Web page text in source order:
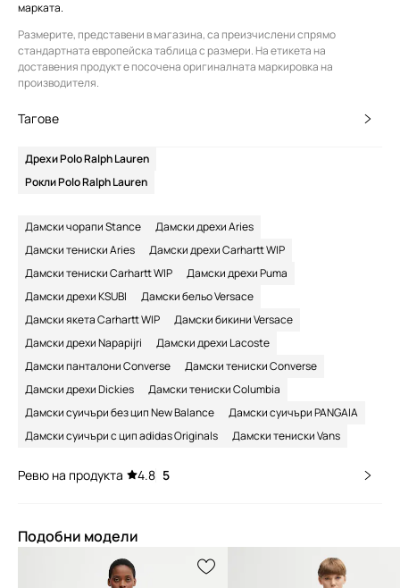
марката.
Размерите, представени в магазина, са преизчислени спрямо
стандартната европейска таблица с размери. На етикета на
доставения продукт е посочена оригиналната маркировка на
производителя.
Тагове
Дрехи Polo Ralph Lauren
Рокли Polo Ralph Lauren
Дамски чорапи Stance
Дамски дрехи Aries
Дамски тениски Aries
Дамски дрехи Carhartt WIP
Дамски тениски Carhartt WIP
Дамски дрехи Puma
Дамски дрехи KSUBI
Дамски бельо Versace
Дамски якета Carhartt WIP
Дамски бикини Versace
Дамски дрехи Napapijri
Дамски дрехи Lacoste
Дамски панталони Converse
Дамски тениски Converse
Дамски дрехи Dickies
Дамски тениски Columbia
Дамски суичъри без цип New Balance
Дамски суичъри PANGAIA
Дамски суичъри с цип adidas Originals
Дамски тениски Vans
Ревю на продукта 4.8 5
Подобни модели